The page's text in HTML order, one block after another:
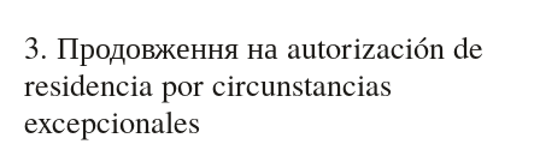
3. Продовження на autorización de
residencia por circunstancias
excepcionales